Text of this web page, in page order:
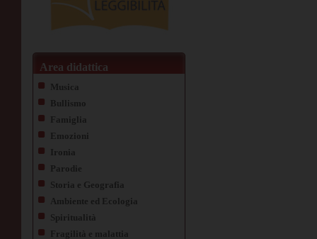
Area didattica
Musica
Bullismo
Famiglia
Emozioni
Ironia
Parodie
Storia e Geografia
Ambiente ed Ecologia
Spiritualità
Fragilità e malattia